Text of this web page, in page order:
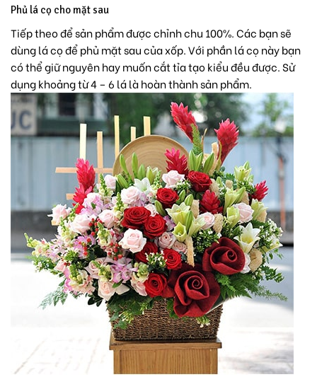
Phủ lá cọ cho mặt sau
Tiếp theo để sản phẩm được chỉnh chu 100%. Các bạn sẽ
dùng lá cọ để phủ mặt sau của xốp. Với phần lá cọ này bạn
có thể giữ nguyên hay muốn cắt tỉa tạo kiểu đều được. Sử
dụng khoảng từ 4 – 6 lá là hoàn thành sản phẩm.